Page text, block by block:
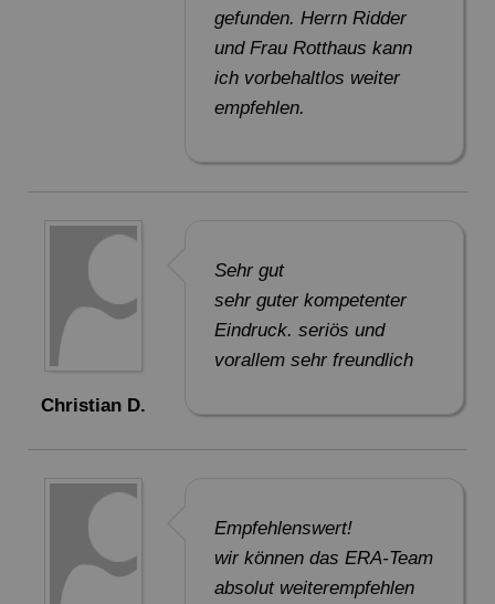
gefunden. Herrn Ridder
und Frau Rotthaus kann
ich vorbehaltlos weiter
empfehlen.
Christian D.
Sehr gut
sehr guter kompetenter
Eindruck. seriös und
vorallem sehr freundlich
Empfehlenswert!
wir können das ERA-Team
absolut weiterempfehlen